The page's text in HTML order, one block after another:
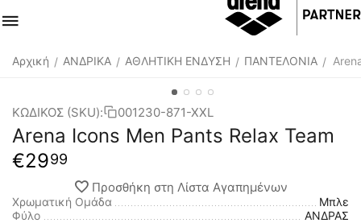
Αρχική / ΑΝΔΡΙΚΑ / ΑΘΛΗΤΙΚΗ ΕΝΔΥΣΗ / ΠΑΝΤΕΛΟΝΙΑ /
ΚΩΔΙΚΟΣ (SKU): 001230-871-XXL
Arena Icons Men Pants Relax Team
€2999
Προσθήκη στη Λίστα Αγαπημένων
Χρωματική Ομάδα
Μπλε
Φύλο
ΑΝΔΡΑΣ